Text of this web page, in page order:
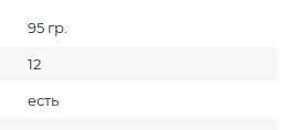
95 гр.
12
есть